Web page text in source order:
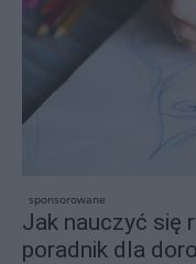
sponsorowane
Jak nauczyć się
poradnik dla